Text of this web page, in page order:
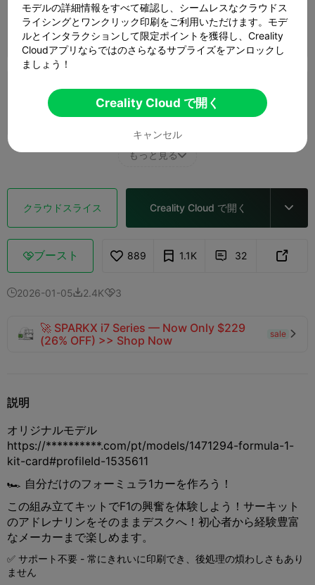
0.2mm layer, 2 walls, 15% infill
 59m 43s  1 プレート 20.49g
0.2mm layer, 2 walls, 15% infill
06h 25m 9 プレート 123.18g
もっと見る
クラウドスライス Creality Cloud で開く 
ブースト 889 1.1K  32 
2026-01-052.4K3
🚀 SPARKX i7 Series — Now Only $229
(26% OFF) >> Shop Now
sale 
説明
オリジナルモデル
https://**********.com/pt/models/1471294-formula-1-
kit-card#profileId-1535611
🏎️ 自分だけのフォーミュラ1カーを作ろう！
この組み立てキットでF1の興奮を体験しよう！サーキット
のアドレナリンをそのままデスクへ！初心者から経験豊富
なメーカーまで楽しめます。
✅ サポート不要 - 常にきれいに印刷でき、後処理の煩わしさもあり
ません
モデルの詳細情報をすべて確認し、シームレスなクラウドス
ライシングとワンクリック印刷をご利用いただけます。モデ
ルとインタラクションして限定ポイントを獲得し、Creality
Cloudアプリならではのさらなるサプライズをアンロックし
ましょう！
Creality Cloud で開く
キャンセル